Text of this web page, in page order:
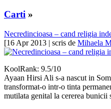
Carti »
Necredincioasa – cand religia
[16 Apr 2013 | scris de Mihaela
KoolRank: 9.5/10
Ayaan Hirsi Ali s-a nascut in
transformat-o intr-o tinta
mutilata genital la cererea